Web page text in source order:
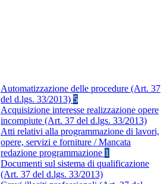
Automatizzazione delle procedure (Art. 37
del d.lgs. 33/2013) 5
Acquisizione interesse realizzazione opere
incompiute (Art. 37 del d.lgs. 33/2013)
Atti relativi alla programmazione di lavori,
opere, servizi e forniture / Mancata
redazione programmazione 1
Documenti sul sistema di qualificazione
(Art. 37 del d.lgs. 33/2013)